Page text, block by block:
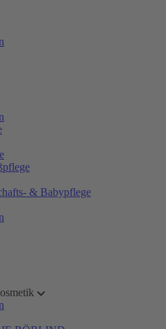
& Babypflege